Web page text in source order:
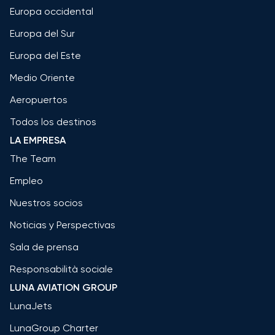
Europa occidental
Europa del Sur
Europa del Este
Medio Oriente
Aeropuertos
Todos los destinos
LA EMPRESA
The Team
Empleo
Nuestros socios
Noticias y Perspectivas
Sala de prensa
Responsabilità sociale
LUNA AVIATION GROUP
LunaJets
LunaGroup Charter